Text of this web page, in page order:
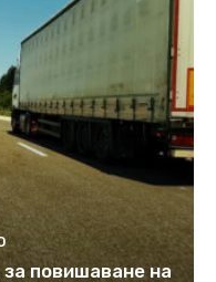
повишаване на